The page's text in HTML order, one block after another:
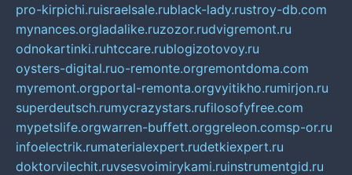
pro-kirpichi.ruisraelsale.rublack-lady.rustroy-db.com
mynances.orgladalike.ruzozor.rudvigremont.ru
odnokartinki.ruhtccare.rublogizotovoy.ru
oysters-digital.ruo-remonte.orgremontdoma.com
myremont.orgportal-remonta.orgvyitikho.rumirjon.ru
superdeutsch.rumycrazystars.rufilosofyfree.com
mypetslife.orgwarren-buffett.orggreleon.comsp-or.ru
infoelectrik.rumaterialexpert.rudetkiexpert.ru
doktorvilechit.ruvsesvoimirykami.ruinstrumentgid.ru